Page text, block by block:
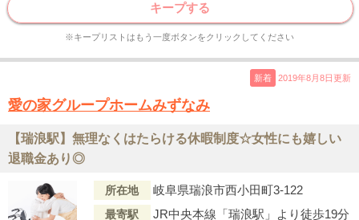
キープする
※キープリストはもう一度ボタンをクリックしてください
新着 2019年8月8日更新
愛の家グループホームみずなみ
【瑞浪駅】無理なくはたらける休暇制度☆女性にも嬉しい
退職金あり◎
所在地 岐阜県瑞浪市西小田町3-122
最寄駅 JR中央本線「瑞浪駅」より徒歩19分